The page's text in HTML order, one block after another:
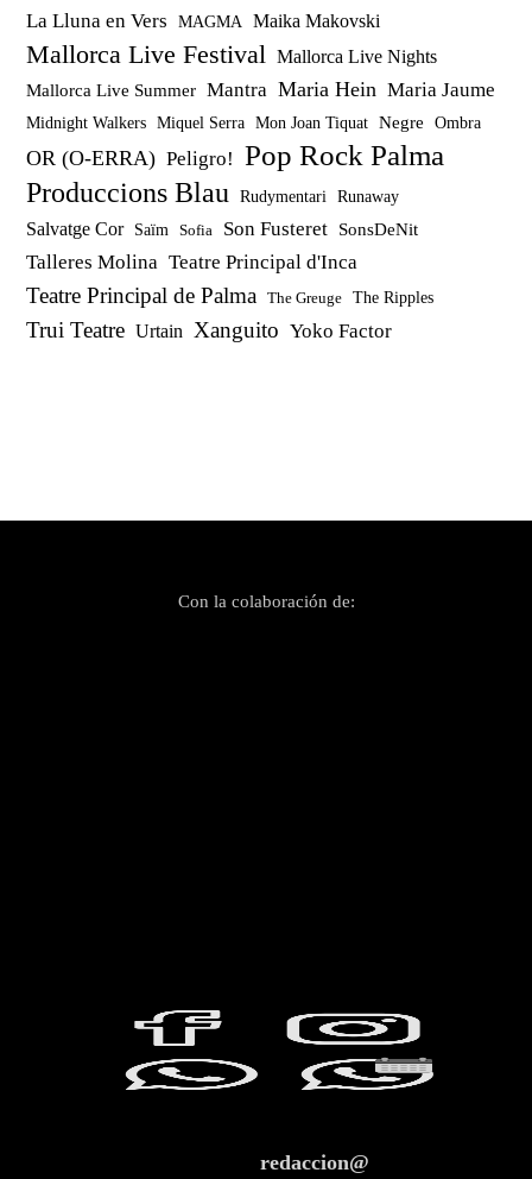
La Lluna en Vers MAGMA Maika Makovski
Mallorca Live Festival Mallorca Live Nights
Mallorca Live Summer Mantra Maria Hein Maria Jaume
Midnight Walkers Miquel Serra Mon Joan Tiquat Negre Ombra
OR (O-ERRA) Peligro!
Pop Rock Palma
Produccions Blau
Rudymentari Runaway
Salvatge Cor Saïm Sofia Son Fusteret SonsDeNit
Talleres Molina Teatre Principal d'Inca
Teatre Principal de Palma The Greuge The Ripples
Trui Teatre Urtain Xanguito Yoko Factor
Con la colaboración de:
redaccion@